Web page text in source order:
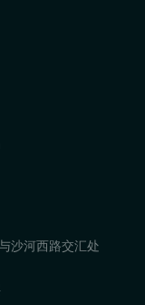
沙河西路交汇处